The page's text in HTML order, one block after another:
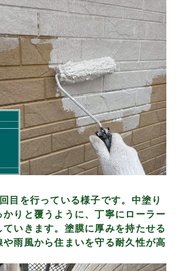
目を行っている様子です。中塗り
かりと覆うように、丁寧にローラー
いきます。塗膜に厚みを持たせる
や雨風から住まいを守る耐久性が高